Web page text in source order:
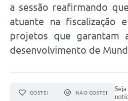
a sessão reafirmando
atuante na fiscalização
projetos que garantam
desenvolvimento de
GOSTEI NÃO GOSTEI